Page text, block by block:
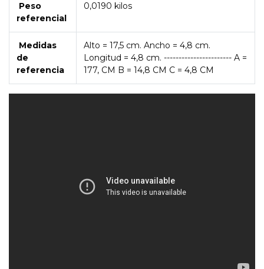
Peso
referencial
0,0190 kilos
Medidas
de
referencia
Alto = 17,5 cm. Ancho = 4,8 cm.
Longitud = 4,8 cm. ----------------------- A =
177, CM B = 14,8 CM C = 4,8 CM